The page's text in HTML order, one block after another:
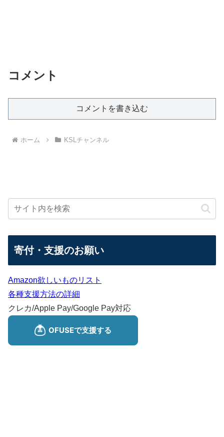
コメント
コメントを書き込む
ホーム KSLチャンネル
寄付・支援のお願い
Amazon欲しいものリスト
各種支援方法の詳細
クレカ/Apple Pay/Google Pay対応